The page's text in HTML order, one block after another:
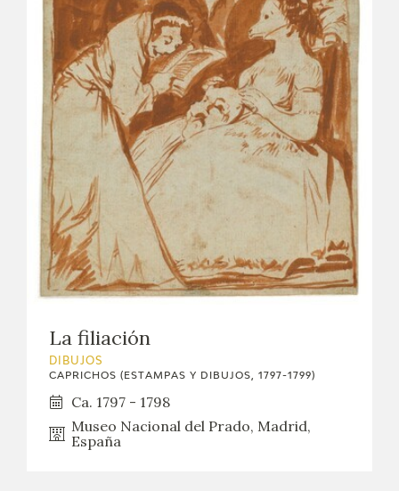
PROGRAMACIÓN
EXPOSICIONES
ACTIVIDADES
ACTUALIDAD
SALA DE PRENSA
BLOG CUADERNO ITALIANO
BIOGRAFÍA
CRONOLOGÍA
EL VIAJE DE GOYA
La filiación
DIBUJOS
CAPRICHOS (ESTAMPAS Y DIBUJOS, 1797-1799)
Ca. 1797 - 1798
Museo Nacional del Prado, Madrid,
España